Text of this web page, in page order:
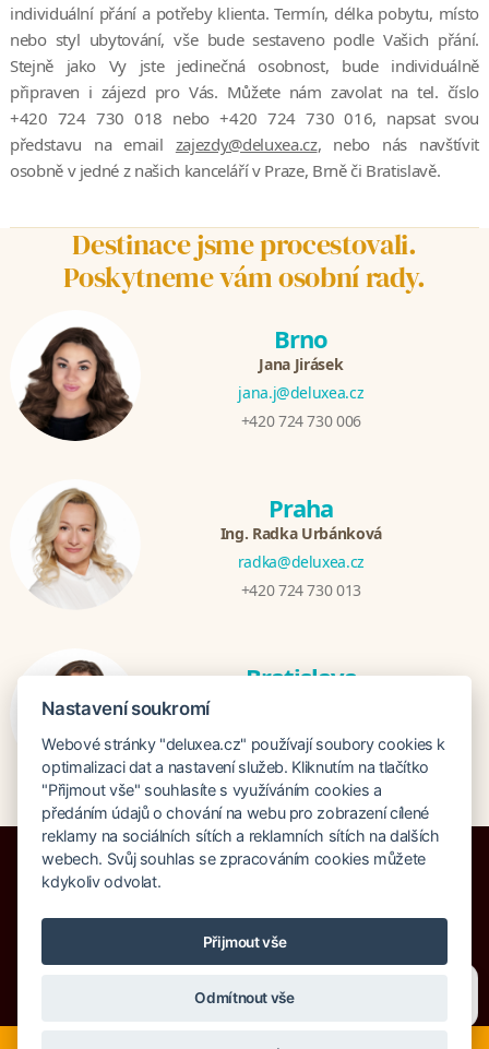
individuální přání a potřeby klienta. Termín, délka pobytu, místo
nebo styl ubytování, vše bude sestaveno podle Vašich přání.
Stejně jako Vy jste jedinečná osobnost, bude individuálně
připraven i zájezd pro Vás. Můžete nám zavolat na tel. číslo
+420 724 730 018 nebo +420 724 730 016, napsat svou
představu na email zajezdy@deluxea.cz, nebo nás navštívit
osobně v jedné z našich kanceláří v Praze, Brně či Bratislavě.
Destinace jsme procestovali.
Poskytneme vám osobní rady.
Brno
Jana Jirásek
jana.j@deluxea.cz
+420 724 730 006
Praha
Ing. Radka Urbánková
radka@deluxea.cz
+420 724 730 013
Bratislava
+421 948 759 074
Pojištění proti úpadku 125 000 000 Kč
Nastavení soukromí
Webové stránky "deluxea.cz" používají soubory cookies k
optimalizaci dat a nastavení služeb. Kliknutím na tlačítko
"Přijmout vše" souhlasíte s využíváním cookies a
předáním údajů o chování na webu pro zobrazení cílené
reklamy na sociálních sítích a reklamních sítích na dalších
webech. Svůj souhlas se zpracováním cookies můžete
kdykoliv odvolat.
Přijmout vše
Odmítnout vše
Chettyho.